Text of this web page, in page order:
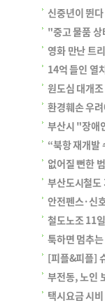
신중년이 뛴
"중고 물품 상
영화 만난 트
14억 들인 열
원도심 대개
환경훼손 우
부산시 "장애
“북항 재개발
없어질 뻔한
부산도시철도
안전펜스·신
철도노조 11
툭하면 멈추
[피플&피플]
부전동, 노인
택시요금 시